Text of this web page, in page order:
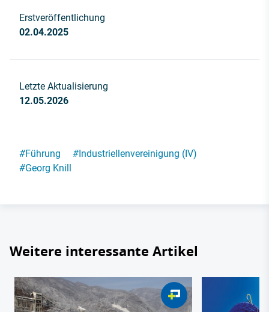
Erstveröffentlichung
02.04.2025
Letzte Aktualisierung
12.05.2026
#Führung #Industriellenvereinigung (IV)
#Georg Knill
Weitere interessante Artikel